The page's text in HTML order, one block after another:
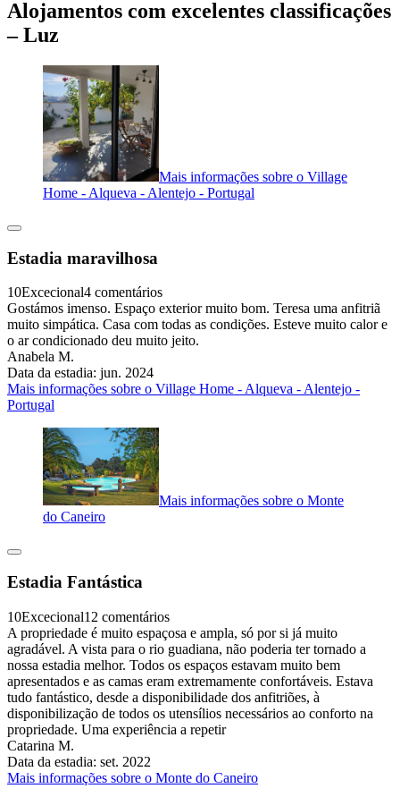
Alojamentos com excelentes classificações
– Luz
Mais informações sobre o Village
Home - Alqueva - Alentejo - Portugal
Estadia maravilhosa
10Excecional4 comentários
Gostámos imenso. Espaço exterior muito bom. Teresa uma anfitriã
muito simpática. Casa com todas as condições. Esteve muito calor e
o ar condicionado deu muito jeito.
Anabela M.
Data da estadia: jun. 2024
Mais informações sobre o Village Home - Alqueva - Alentejo -
Portugal
Mais informações sobre o Monte
do Caneiro
Estadia Fantástica
10Excecional12 comentários
A propriedade é muito espaçosa e ampla, só por si já muito
agradável. A vista para o rio guadiana, não poderia ter tornado a
nossa estadia melhor. Todos os espaços estavam muito bem
apresentados e as camas eram extremamente confortáveis. Estava
tudo fantástico, desde a disponibilidade dos anfitriões, à
disponibilização de todos os utensílios necessários ao conforto na
propriedade. Uma experiência a repetir
Catarina M.
Data da estadia: set. 2022
Mais informações sobre o Monte do Caneiro